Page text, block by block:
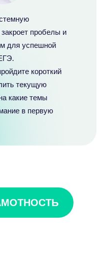
закроет пробелы и
для успешной
.
короткий
текущую
какие темы
в первую